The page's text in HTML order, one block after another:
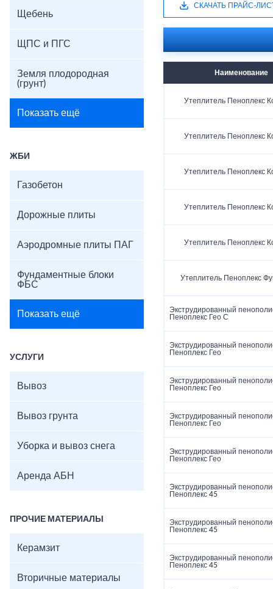
Щебень
ЩПС и ПГС
Земля плодородная
(грунт)
Показать ещё
ЖБИ
Газобетон
Дорожные плиты
Аэродромные плиты ПАГ
Фундаментные блоки
ФБС
Показать ещё
УСЛУГИ
Вывоз
Вывоз грунта
Уборка и вывоз снега
Аренда АБН
ПРОЧИЕ МАТЕРИАЛЫ
Керамзит
Вторичные материалы
СКАЧАТЬ ПРАЙС-
Наименование
Утеплитель Пеноплекс
Утеплитель Пеноплекс
Утеплитель Пеноплекс
Утеплитель Пеноплекс
Утеплитель Пеноплекс
Утеплитель Пеноплекс
Экструдированный
Пеноплекс Гео С
Экструдированный
Пеноплекс Гео
Экструдированный
Пеноплекс Гео
Экструдированный
Пеноплекс Гео
Экструдированный
Пеноплекс Гео
Экструдированный
Пеноплекс 45
Экструдированный
Пеноплекс 45
Экструдированный
Пеноплекс 45